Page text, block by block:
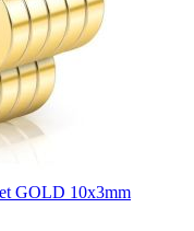
GOLD 10x3mm